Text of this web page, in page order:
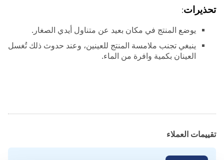
تحذيرات:
يوضع المنتج في مكان بعيد عن متناول أيدي الصغار.
ينبغي تجنب ملامسة المنتج للعينين، وعند حدوث ذلك تُغسل
العينان بكمية وافرة من الماء.
تقييمات العملاء